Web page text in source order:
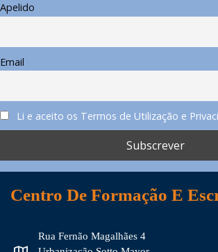
Apelido
Email
Li e aceito os Termos de Utilização e
Centro De Formação E
Rua Fernão Magalhães 4